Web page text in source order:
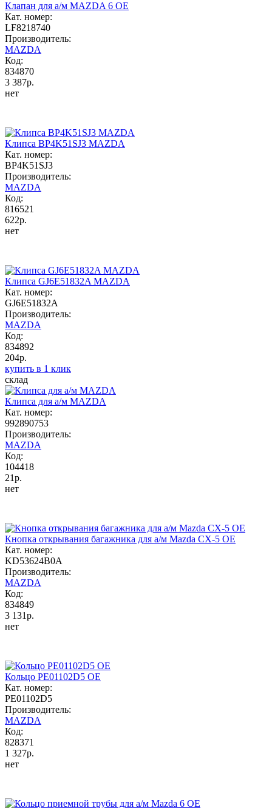
Клапан для а/м MAZDA 6 ОЕ
Кат. номер:
LF8218740
Производитель:
MAZDA
Код:
834870
3 387р.
нет
Клипса BP4K51SJ3 MAZDA
Кат. номер:
BP4K51SJ3
Производитель:
MAZDA
Код:
816521
622р.
нет
Клипса GJ6E51832A MAZDA
Кат. номер:
GJ6E51832A
Производитель:
MAZDA
Код:
834892
204р.
купить в 1 клик
склад
Клипса для а/м MAZDA
Кат. номер:
992890753
Производитель:
MAZDA
Код:
104418
21р.
нет
Кнопка открывания багажника для а/м Mazda CX-5 OE
Кат. номер:
KD53624B0A
Производитель:
MAZDA
Код:
834849
3 131р.
нет
Кольцо PE01102D5 OE
Кат. номер:
PE01102D5
Производитель:
MAZDA
Код:
828371
1 327р.
нет